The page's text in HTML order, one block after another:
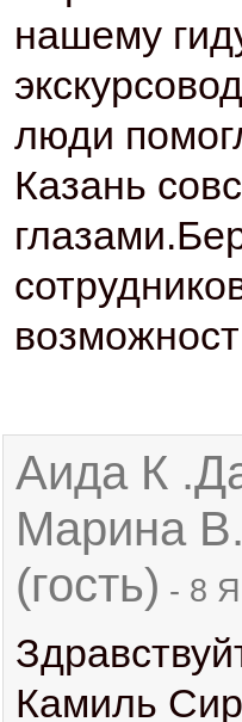
нашему
люди
Казань
Аида К
Марина
(гость) - 8
Камиль